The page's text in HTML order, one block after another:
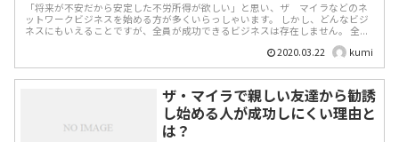
「将来が不安だから安定した不労所得が欲しい」と思い、ザ マイラなどのネ
ットワークビジネスを始める方が多くいらっしゃいます。 しかし、どんなビジ
ネスにもいえることですが、全員が成功できるビジネスは存在しません。 全...
2020.03.22
kumi
ザ・マイラで親しい友達から勧誘
し始める人が成功しにくい理由と
は？